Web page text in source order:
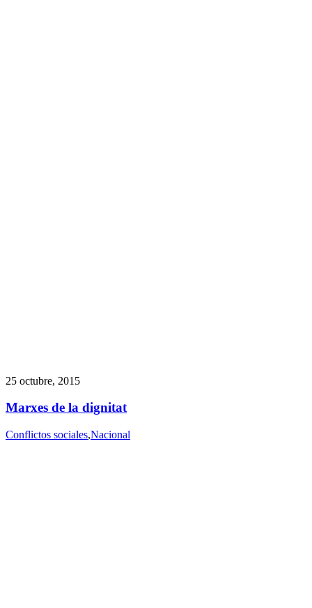
25 octubre, 2015
Marxes de la dignitat
Conflictos sociales,Nacional